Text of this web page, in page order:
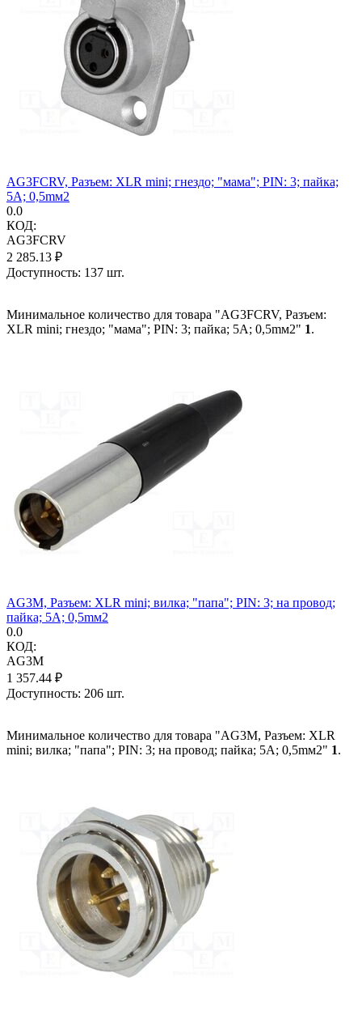
AG3FCRV, Разъем: XLR mini; гнездо; "мама"; PIN: 3; пайка;
5А; 0,5mм2
0.0
КОД:
AG3FCRV
2 285.13 ₽
Доступность: 137 шт.
Минимальное количество для товара "AG3FCRV, Разъем:
XLR mini; гнездо; "мама"; PIN: 3; пайка; 5А; 0,5mм2" 1.
AG3M, Разъем: XLR mini; вилка; "папа"; PIN: 3; на провод;
пайка; 5А; 0,5mм2
0.0
КОД:
AG3M
1 357.44 ₽
Доступность: 206 шт.
Минимальное количество для товара "AG3M, Разъем: XLR
mini; вилка; "папа"; PIN: 3; на провод; пайка; 5А; 0,5mм2" 1.